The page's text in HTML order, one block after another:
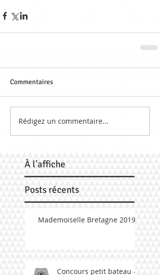
Commentaires
Rédigez un commentaire...
À l'affiche
Posts récents
Mademoiselle Bretagne 2019
Concours petit bateau -